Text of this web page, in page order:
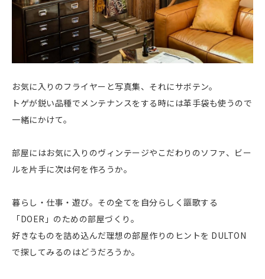
お気に入りのフライヤーと写真集、それにサボテン。
トゲが鋭い品種でメンテナンスをする時には革手袋も使うので
一緒にかけて。
部屋にはお気に入りのヴィンテージやこだわりのソファ、ビー
ルを片手に次は何を作ろうか。
暮らし・仕事・遊び。その全てを自分らしく謳歌する
「DOER」のための部屋づくり。
好きなものを詰め込んだ理想の部屋作りのヒントを DULTON
で探してみるのはどうだろうか。